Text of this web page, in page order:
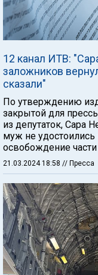
12 канал ИТВ:
заложников
сказали"
По утверждению
закрытой для
из депутаток, Сара
муж не удостоились
освобождение
21.03.2024 18:58 // Пресса